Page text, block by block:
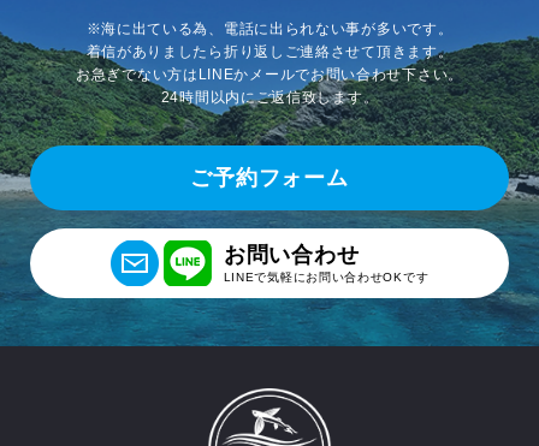
※海に出ている為、電話に出られない事が多いです。
着信がありましたら折り返しご連絡させて頂きます。
お急ぎでない方はLINEかメールでお問い合わせ下さい。
24時間以内にご返信致します。
ご予約フォーム
お問い合わせ
LINEで気軽にお問い合わせOKです